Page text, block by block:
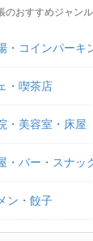
のおすすめジャン
・コインパーキ
・喫茶店
・美容室・床屋
・バー・スナッ
ン・餃子